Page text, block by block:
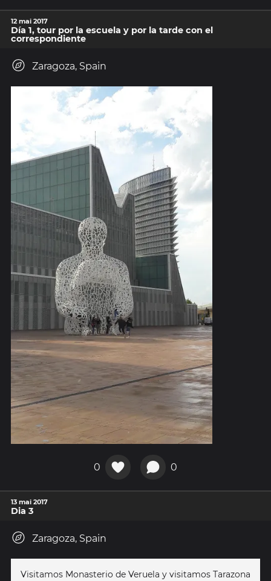
12 mai 2017
Día 1, tour por la escuela y por la tarde con el
correspondiente
Zaragoza, Spain
0 0
13 mai 2017
Dia 3
Zaragoza, Spain
Visitamos Monasterio de Veruela y visitamos Tarazona